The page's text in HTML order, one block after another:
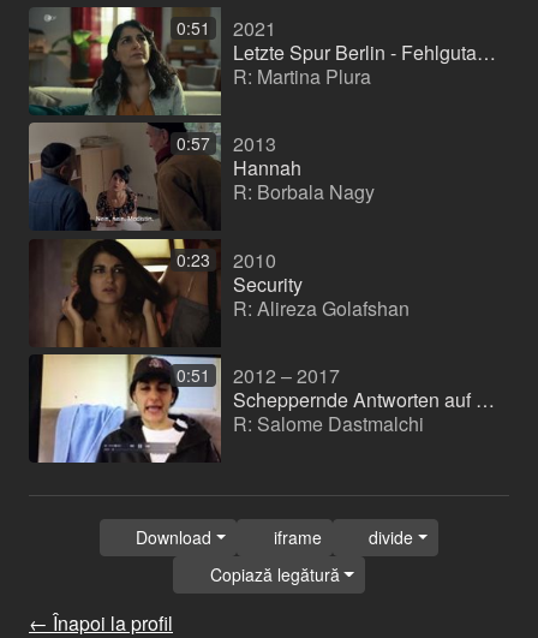
0:51
2021
Letzte Spur Berlin - Fehlgutachten
R: Martina Plura
0:57
2013
Hannah
R: Borbala Nagy
0:23
2010
Security
R: Alireza Golafshan
0:51
2012 – 2017
Scheppernde Antworten auf dröhnende Fragen
R: Salome Dastmalchi
← Înapoi la profil
Download iframe
divide
Copiază legătură